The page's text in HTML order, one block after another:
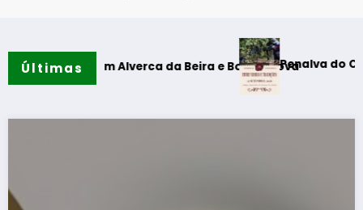
Últimas
em Alverca da Beira e Bouça CovaPenalva do Castelo